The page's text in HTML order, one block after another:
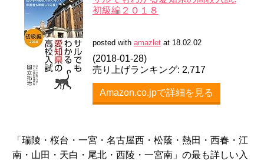
初級編２０１８
posted with amazletat 18.02.02
(2018-01-28)
売り上げランキング: 2,717
Amazon.co.jpで詳細を見る
「瑞陵・桜台・一宮・名古屋西・松蔭・熱田・西春・江
南・山田・天白・尾北・西陵・一宮南」の最も詳しい入